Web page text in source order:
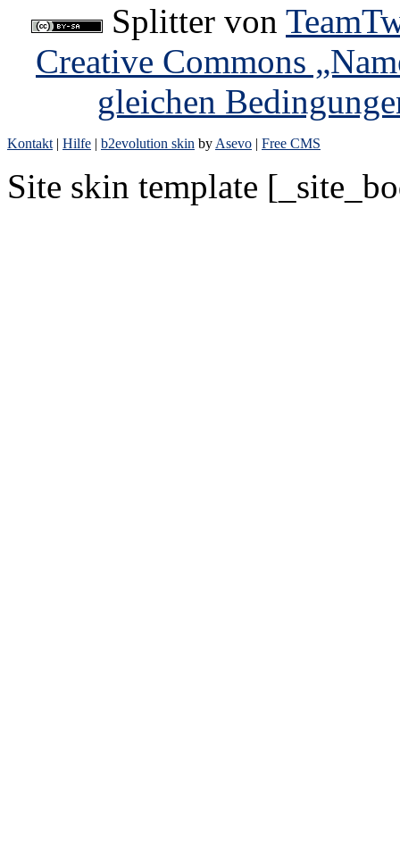
Splitter von
Creative Commons
gleichen
Kontakt | Hilfe | b2evolution skin by Asevo | Free CMS
Site skin template